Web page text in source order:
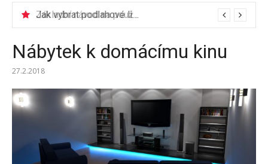
Jak vybrat podlahové lišty?
Nábytek k domácímu kinu
27.2.2018